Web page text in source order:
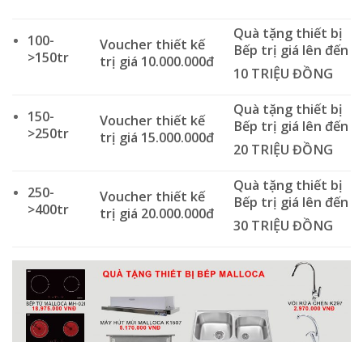
100-
>150tr
Voucher thiết kế
trị giá 10.000.000đ
Quà tặng thiết bị
Bếp trị giá lên đến
10 TRIỆU ĐỒNG
150-
>250tr
Voucher thiết kế
trị giá 15.000.000đ
Quà tặng thiết bị
Bếp trị giá lên đến
20 TRIỆU ĐỒNG
250-
>400tr
Voucher thiết kế
trị giá 20.000.000đ
Quà tặng thiết bị
Bếp trị giá lên đến
30 TRIỆU ĐỒNG